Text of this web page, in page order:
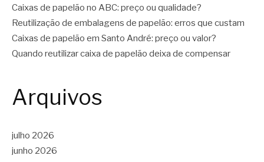
Caixas de papelão no ABC: preço ou qualidade?
Reutilização de embalagens de papelão: erros que custam
Caixas de papelão em Santo André: preço ou valor?
Quando reutilizar caixa de papelão deixa de compensar
Arquivos
julho 2026
junho 2026